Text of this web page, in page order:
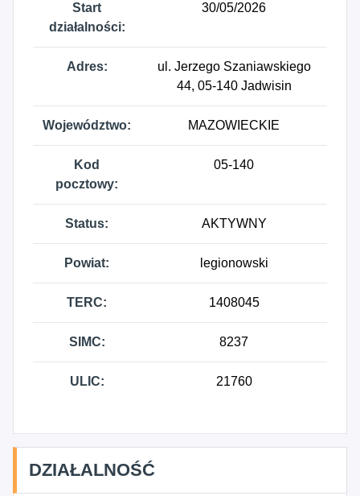
Start
działalności:
30/05/2026
Adres:
ul. Jerzego Szaniawskiego
44, 05-140 Jadwisin
Województwo: MAZOWIECKIE
Kod
pocztowy:
05-140
Status: AKTYWNY
Powiat: legionowski
TERC: 1408045
SIMC: 8237
ULIC: 21760
DZIAŁALNOŚĆ